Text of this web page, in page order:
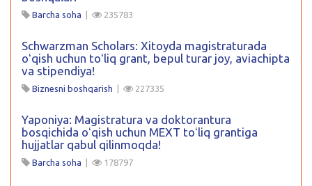
Barcha soha 235783
Schwarzman Scholars: Xitoyda magistraturada
oʻqish uchun toʻliq grant, bepul turar joy, aviachipta
va stipendiya!
Biznesni boshqarish 227335
Yaponiya: Magistratura va doktorantura
bosqichida oʻqish uchun MEXT toʻliq grantiga
hujjatlar qabul qilinmoqda!
Barcha soha 178797